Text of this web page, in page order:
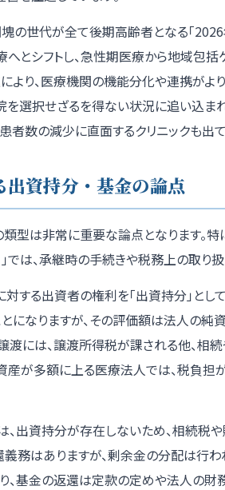
塊の世代が全て後期高齢者となる「
へとシフトし、急性期医療から地域包
より、医療機関の機能分化や連携がよ
を選択せざるを得ない状況に追い込ま
者数の減少に直面するクリニックも出て
資持分・基金の論点
型は非常に重要な論点となります。特
では、承継時の手続きや税務上の取り
する出資者の権利を「出資持分」とし
になりますが、その評価額は法人の純
には、譲渡所得税が課される他、相
産が多額に上る医療法人では、税負
、出資持分が存在しないため、相続税
務はありますが、剰余金の分配は行わ
基金の返還は定款の定めや法人の財